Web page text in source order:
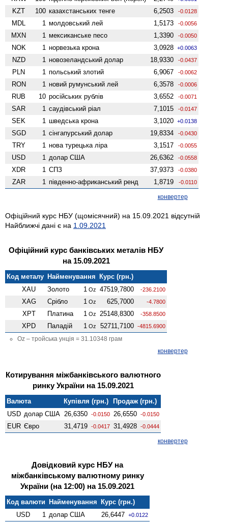
KZT 100 казахстанських тенге 6,2503 -0.0128
MDL 1 молдовський лей 1,5173 -0.0056
MXN 1 мексиканське песо 1,3390 -0.0050
NOK 1 норвезька крона 3,0928 +0.0063
NZD 1 ново­зеландський долар 18,9330 -0.0437
PLN 1 польський злотий 6,9067 -0.0062
RON 1 новий румунський лей 6,3578 -0.0006
RUB 10 російських рублів 3,6552 -0.0071
SAR 1 саудівський ріал 7,1015 -0.0147
SEK 1 шведська крона 3,1020 +0.0138
SGD 1 сінгапурський долар 19,8334 -0.0430
TRY 1 нова турецька ліра 3,1517 -0.0055
USD 1 долар США 26,6362 -0.0558
XDR 1 СПЗ 37,9373 -0.0380
ZAR 1 південно-африканський ренд 1,8719 -0.0110
конвертер
Офіційний курс НБУ (щомісячний) на 15.09.2021 відсутній
Найближчі дані є на 1.09.2021
Офіційний курс банківських металів НБУ
на 15.09.2021
Код металу Найменування Курс (грн.)
XAU
Золото 1 Oz 47519,7800 -236.2100
XAG Срібло 1 Oz 625,7000 -4.7800
XPT Платина 1 Oz 25148,8300 -358.8500
XPD Паладій 1 Oz 52711,7100 -4815.6900
Oz – тройська унція = 31.10348 грам
конвертер
Котирування міжбанківського валютного
ринку України на 15.09.2021
Валюта Купівля (грн.)
Продаж (грн.)
USD долар США 26,6350 -0.0150 26,6550 -0.0150
EUR Євро 31,4719 -0.0417 31,4928 -0.0444
конвертер
Довідковий курс НБУ на
міжбанківському валютному ринку
України (на 12:00) на 15.09.2021
Код валюти Найменування Курс (грн.)
USD
1 долар США 26,6447 +0.0122